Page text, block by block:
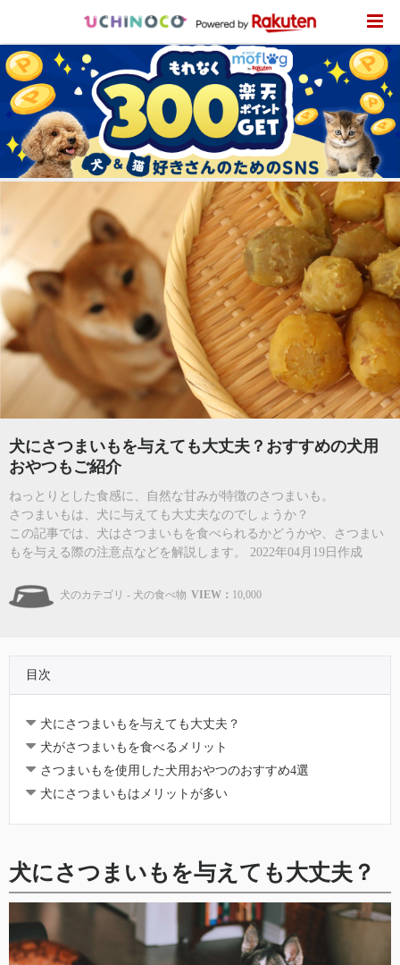
犬にさつまいもを与えても大丈夫？おすすめの犬用
おやつもご紹介
ねっとりとした食感に、自然な甘みが特徴のさつまいも。
さつまいもは、犬に与えても大丈夫なのでしょうか？
この記事では、犬はさつまいもを食べられるかどうかや、さつまい
もを与える際の注意点などを解説します。 2022年04月19日作成
犬のカテゴリ - 犬の食べ物 VIEW： 10,000
目次
犬にさつまいもを与えても大丈夫？
犬がさつまいもを食べるメリット
さつまいもを使用した犬用おやつのおすすめ4選
犬にさつまいもはメリットが多い
犬にさつまいもを与えても大丈夫？